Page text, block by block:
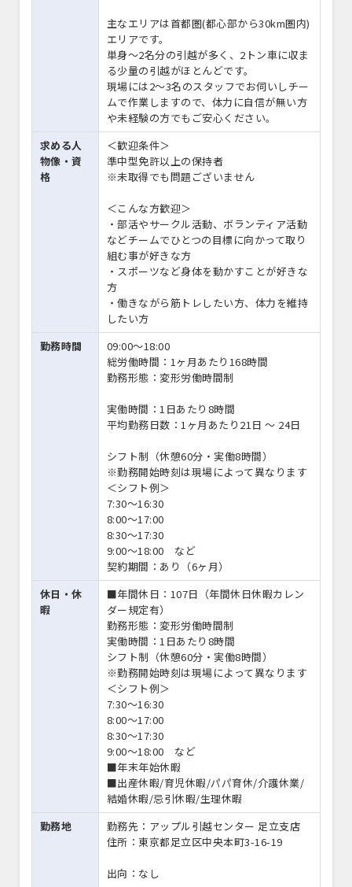
主なエリアは首都圏(都心部から30km圏内)
エリアです。
単身〜2名分の引越が多く、2トン車に収ま
る少量の引越がほとんどです。
現場には2～3名のスタッフでお伺いしチー
ムで作業しますので、体力に自信が無い方
や未経験の方でもご安心ください。
求める人
物像・資
格
＜歓迎条件＞
準中型免許以上の保持者
※未取得でも問題ございません
＜こんな方歓迎＞
・部活やサークル活動、ボランティア活動
などチームでひとつの目標に向かって取り
組む事が好きな方
・スポーツなど身体を動かすことが好きな
方
・働きながら筋トレしたい方、体力を維持
したい方
勤務時間
09:00〜18:00
総労働時間：1ヶ月あたり168時間
勤務形態：変形労働時間制
実働時間：1日あたり8時間
平均勤務日数：1ヶ月あたり21日 〜 24日
シフト制（休憩60分・実働8時間）
※勤務開始時刻は現場によって異なります
＜シフト例＞
7:30～16:30
8:00～17:00
8:30～17:30
9:00～18:00 など
契約期間：あり（6ヶ月）
休日・休
暇
■年間休日：107日（年間休日休暇カレン
ダー規定有）
勤務形態：変形労働時間制
実働時間：1日あたり8時間
シフト制（休憩60分・実働8時間）
※勤務開始時刻は現場によって異なります
＜シフト例＞
7:30～16:30
8:00～17:00
8:30～17:30
9:00～18:00 など
■年末年始休暇
■出産休暇/育児休暇/パパ育休/介護休業/
結婚休暇/忌引休暇/生理休暇
勤務地
勤務先：アップル引越センター 足立支店
住所：東京都足立区中央本町3-16-19
出向：なし